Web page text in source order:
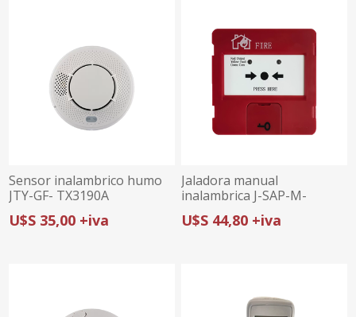
Sensor inalambrico humo
JTY-GF- TX3190A
U$S 35,00 +iva
Jaladora manual
inalambrica J-SAP-M-
TW3240
U$S 44,80 +iva